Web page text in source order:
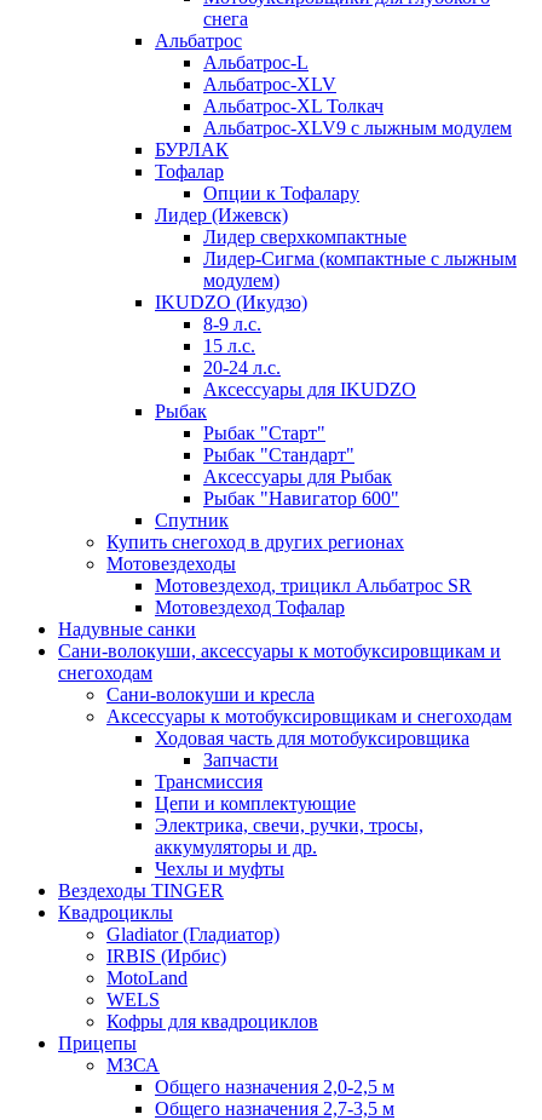
снега
Альбатрос
Альбатрос-L
Альбатрос-XLV
Альбатрос-XL Толкач
Альбатрос-XLV9 с лыжным модулем
БУРЛАК
Тофалар
Опции к Тофалару
Лидер (Ижевск)
Лидер сверхкомпактные
Лидер-Сигма (компактные с лыжным
модулем)
IKUDZO (Икудзо)
8-9 л.с.
15 л.с.
20-24 л.с.
Аксессуары для IKUDZO
Рыбак
Рыбак "Старт"
Рыбак "Стандарт"
Аксессуары для Рыбак
Рыбак "Навигатор 600"
Спутник
Купить снегоход в других регионах
Мотовездеходы
Мотовездеход, трицикл Альбатрос SR
Мотовездеход Тофалар
Надувные санки
Сани-волокуши, аксессуары к мотобуксировщикам и
снегоходам
Сани-волокуши и кресла
Аксессуары к мотобуксировщикам и снегоходам
Ходовая часть для мотобуксировщика
Запчасти
Трансмиссия
Цепи и комплектующие
Электрика, свечи, ручки, тросы,
аккумуляторы и др.
Чехлы и муфты
Вездеходы TINGER
Квадроциклы
Gladiator (Гладиатор)
IRBIS (Ирбис)
MotoLand
WELS
Кофры для квадроциклов
Прицепы
МЗСА
Общего назначения 2,0-2,5 м
Общего назначения 2,7-3,5 м